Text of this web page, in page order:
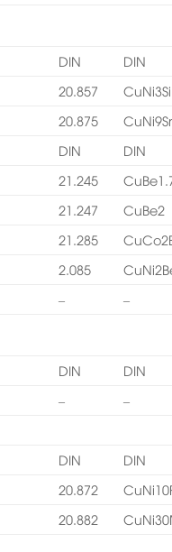
DIN
DIN
20.857
CuNi3Si
20.875
DIN
DIN
21.245
21.247
CuBe2
21.285
2.085
– –
DIN
DIN
–
–
DIN
DIN
20.872
20.882